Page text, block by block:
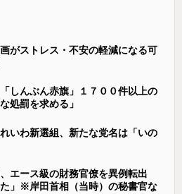
がストレス・不安の軽減になる可
しんぶん赤旗」１７００件以上の
処罰を求める」
いわ新選組、新たな党名は「いの
、エース級の財務官僚を異例転出
」※岸田首相（当時）の秘書官な